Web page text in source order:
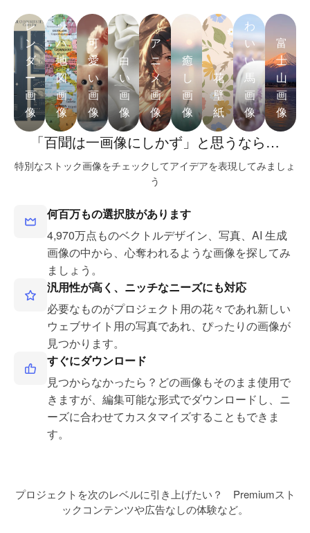
レ
ン
ダ
ー
画
像
ッ
パ
地
図
画
像
可
愛
い
画
像
白
い
画
像
ア
ニ
メ
画
像
癒
し
画
像
花
壁
紙
わ
い
い
馬
画
像
富
士
山
画
像
「百聞は一画像にしかず」と思うなら…
特別なストック画像をチェックしてアイデアを表現してみましょ
う
何百万もの選択肢があります
4,970万点ものベクトルデザイン、写真、AI 生成
画像の中から、心奪われるような画像を探してみ
ましょう。
汎用性が高く、ニッチなニーズにも対応
必要なものがプロジェクト用の花々であれ新しい
ウェブサイト用の写真であれ、ぴったりの画像が
見つかります。
すぐにダウンロード
見つからなかったら？どの画像もそのまま使用で
きますが、編集可能な形式でダウンロードし、ニ
ーズに合わせてカスタマイズすることもできま
す。
プロジェクトを次のレベルに引き上げたい？ Premiumスト
ックコンテンツや広告なしの体験など。